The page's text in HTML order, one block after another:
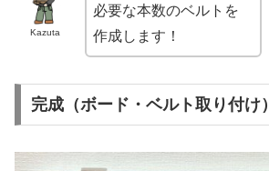
Kazuta
必要な本数のベルトを
作成します！
完成（ボード・ベルト取り付け）